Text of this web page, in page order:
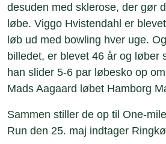
desuden med sklerose, der gør
løbe. Viggo Hvistendahl er
løb ud med bowling hver uge.
billedet, er blevet 46 år og løber
han slider 5-6 par løbesko op
Mads Aagaard løbet Hamborg
Sammen stiller de op til One-
Run den 25. maj indtager